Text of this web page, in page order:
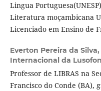
Lingua
Literatura moçambicana
Licenciado em Ensino de
Everton Pereira da Silva,
Internacional da
Professor de LIBRAS na
Francisco do Conde (BA),